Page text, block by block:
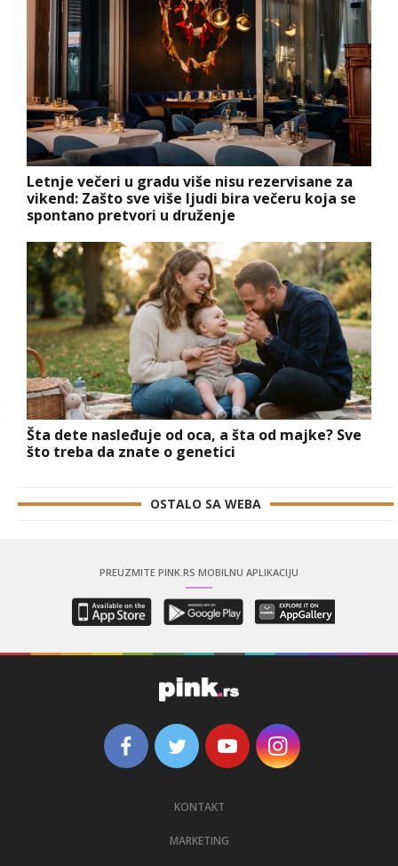
Letnje večeri u gradu više nisu rezervisane za
vikend: Zašto sve više ljudi bira večeru koja se
spontano pretvori u druženje
Šta dete nasleđuje od oca, a šta od majke? Sve
što treba da znate o genetici
OSTALO SA WEBA
PREUZMITE PINK.RS MOBILNU APLIKACIJU
KONTAKT
MARKETING